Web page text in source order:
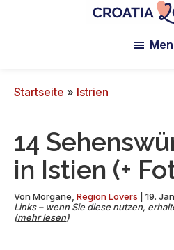
sens
-
blog
de
Claire
Startseite » Istrien
14
in Istien (+
Von Morgane Region Lovers 19.
Links – wenn Sie diese nutzen,
(mehr lesen)